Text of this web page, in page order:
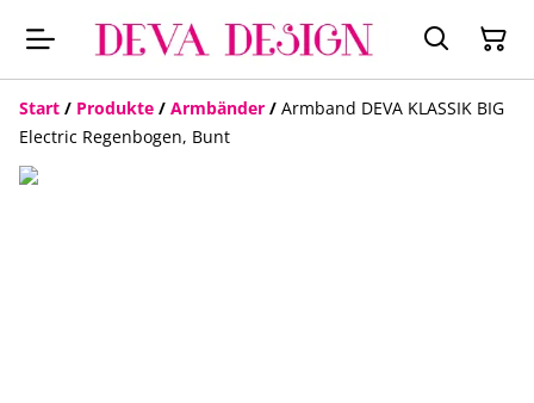
Start / Produkte / Armbänder / Armband DEVA KLASSIK BIG
Electric Regenbogen, Bunt